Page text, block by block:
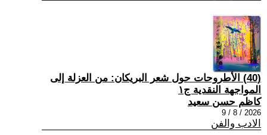
(40) الأطروحات حول شعر البريكان: من العزلة إلى
المواجهة النقدية ج١
كاظم حسن سعيد
2026 / 8 / 9
الادب والفن